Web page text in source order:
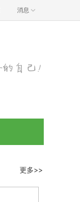
消息
更多>>